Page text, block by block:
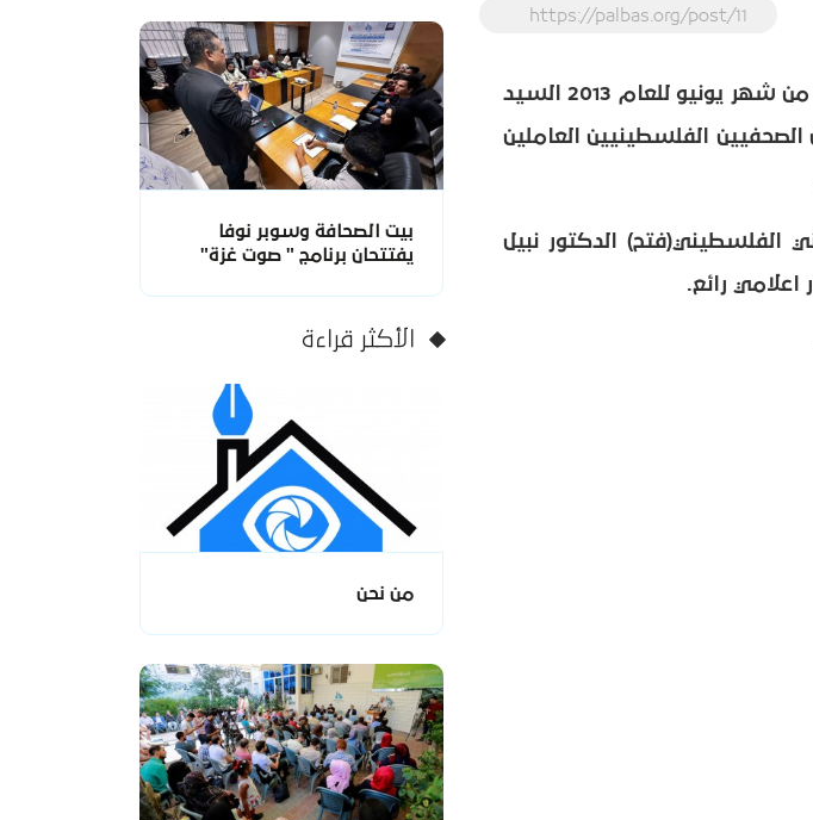
https://palbas.org/post/11
غزة- استقبل بيت الصحافة - فلسطين الاثنين الماضي الموافق الثالث من شهر يونيو للعام 2013 السيد
الفلسطينيين العاملين
الفلسطيني(فتح) الدكتور نبيل
رائع.
بيت الصحافة وسوبر نوفا
يفتتحان برنامج " صوت غزة"
الأكثر قراءة
من نحن